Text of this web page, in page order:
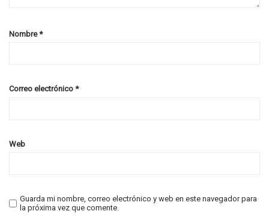
Nombre*
Correo electrónico *
Web
Guarda mi nombre, correo electrónico y web en este navegador para
la próxima vez que comente.